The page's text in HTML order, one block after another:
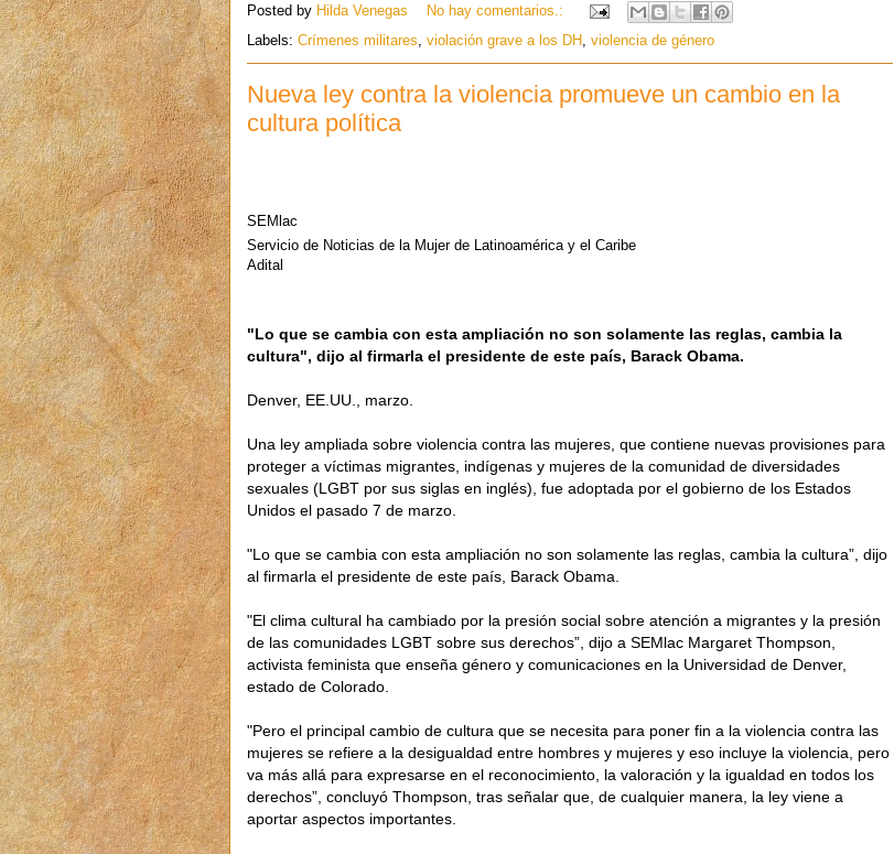
Posted by Hilda Venegas
No hay comentarios.:
Labels: Crímenes militares, violación grave a los DH, violencia de género
Nueva ley contra la violencia promueve un cambio en la
cultura política
SEMlac
Servicio de Noticias de la Mujer de Latinoamérica y el Caribe
Adital
"Lo que se cambia con esta ampliación no son solamente las reglas, cambia la
cultura", dijo al firmarla el presidente de este país, Barack Obama.
Denver, EE.UU., marzo.
Una ley ampliada sobre violencia contra las mujeres, que contiene nuevas provisiones para
proteger a víctimas migrantes, indígenas y mujeres de la comunidad de diversidades
sexuales (LGBT por sus siglas en inglés), fue adoptada por el gobierno de los Estados
Unidos el pasado 7 de marzo.
"Lo que se cambia con esta ampliación no son solamente las reglas, cambia la cultura”, dijo
al firmarla el presidente de este país, Barack Obama.
"El clima cultural ha cambiado por la presión social sobre atención a migrantes y la presión
de las comunidades LGBT sobre sus derechos”, dijo a SEMlac Margaret Thompson,
activista feminista que enseña género y comunicaciones en la Universidad de Denver,
estado de Colorado.
"Pero el principal cambio de cultura que se necesita para poner fin a la violencia contra las
mujeres se refiere a la desigualdad entre hombres y mujeres y eso incluye la violencia, pero
va más allá para expresarse en el reconocimiento, la valoración y la igualdad en todos los
derechos”, concluyó Thompson, tras señalar que, de cualquier manera, la ley viene a
aportar aspectos importantes.